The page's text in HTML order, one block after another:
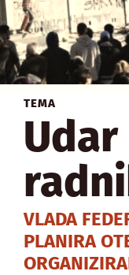
TEMA
Udar
VLADA
PLANIRA